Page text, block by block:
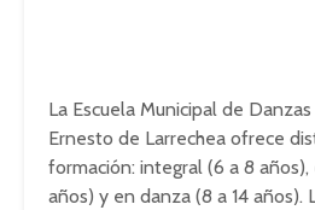
La Escuela Municipal de
Ernesto de Larrechea ofrece
formación: integral (6 a 8 años),
años) y en danza (8 a 14 años).